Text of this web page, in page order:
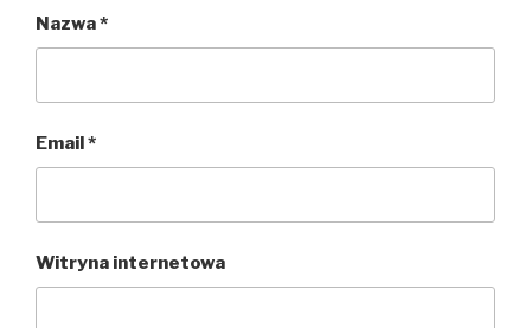
Nazwa*
Email*
Witryna internetowa